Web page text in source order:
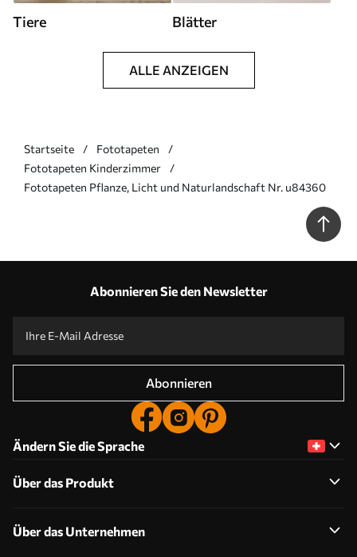
Tiere Blätter
ALLE ANZEIGEN
Startseite
Fototapeten
Fototapeten Kinderzimmer
Fototapeten Pflanze, Licht und Naturlandschaft Nr. u84360
Abonnieren Sie den Newsletter
Abonnieren
Ändern Sie die Sprache
Über das Produkt
Über das Unternehmen